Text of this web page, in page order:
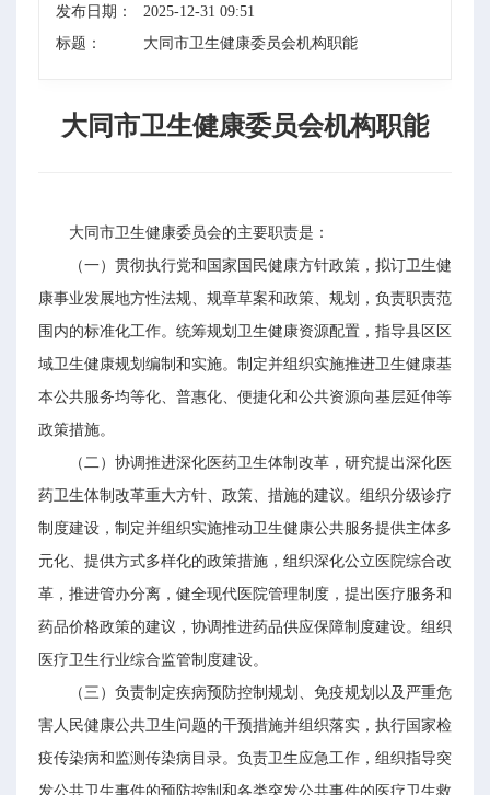
发布日期：
2025-12-31 09:51
标题：
大同市卫生健康委员会机构职能
大同市卫生健康委员会机构职能
大同市卫生健康委员会的主要职责是：
（一）贯彻执行党和国家国民健康方针政策，拟订卫生健
康事业发展地方性法规、规章草案和政策、规划，负责职责范
围内的标准化工作。统筹规划卫生健康资源配置，指导县区区
域卫生健康规划编制和实施。制定并组织实施推进卫生健康基
本公共服务均等化、普惠化、便捷化和公共资源向基层延伸等
政策措施。
（二）协调推进深化医药卫生体制改革，研究提出深化医
药卫生体制改革重大方针、政策、措施的建议。组织分级诊疗
制度建设，制定并组织实施推动卫生健康公共服务提供主体多
元化、提供方式多样化的政策措施，组织深化公立医院综合改
革，推进管办分离，健全现代医院管理制度，提出医疗服务和
药品价格政策的建议，协调推进药品供应保障制度建设。组织
医疗卫生行业综合监管制度建设。
（三）负责制定疾病预防控制规划、免疫规划以及严重危
害人民健康公共卫生问题的干预措施并组织落实，执行国家检
疫传染病和监测传染病目录。负责卫生应急工作，组织指导突
发公共卫生事件的预防控制和各类突发公共事件的医疗卫生救